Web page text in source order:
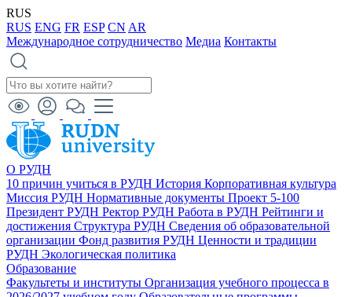
RUS
RUS ENG FR ESP CN AR
Международное сотрудничество Медиа Контакты
О РУДН
10 причин учиться в РУДН История Корпоративная культура
Миссия РУДН Нормативные документы Проект 5-100
Президент РУДН Ректор РУДН Работа в РУДН Рейтинги и
достижения Структура РУДН Сведения об образовательной
организации Фонд развития РУДН Ценности и традиции
РУДН Экологическая политика
Образование
Факультеты и институты Организация учебного процесса в